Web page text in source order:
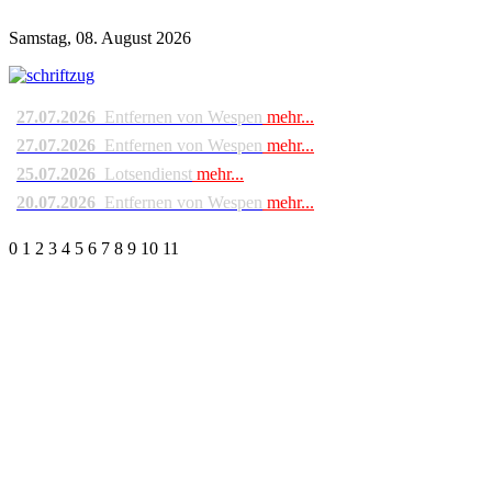
Samstag, 08. August 2026
27.07.2026 Entfernen von Wespen mehr...
27.07.2026 Entfernen von Wespen mehr...
25.07.2026 Lotsendienst mehr...
20.07.2026 Entfernen von Wespen mehr...
0 1 2 3 4 5 6 7 8 9 10 11